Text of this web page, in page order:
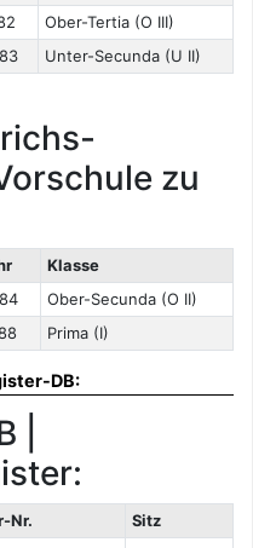
Ober-Tertia (O III)
Unter-Secunda (U II)
zu
Klasse
Ober-Secunda (O II)
Prima (I)
DB:
|
Nr.
Sitz